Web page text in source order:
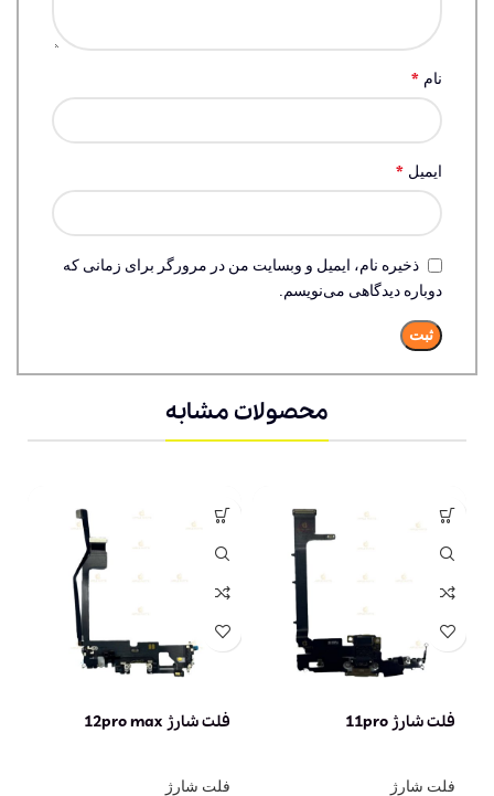
نام *
ایمیل *
ذخیره نام، ایمیل و وبسایت من در مرورگر برای زمانی که
دوباره دیدگاهی می‌نویسم.
محصولات مشابه
فلت شارژ 11pro
فلت شارژ
فلت شارژ 12pro max
فلت شارژ